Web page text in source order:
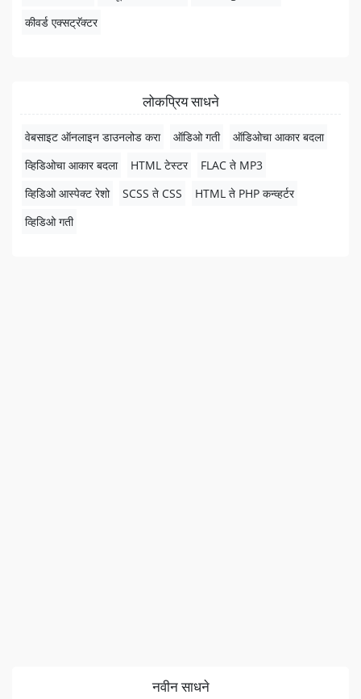
कीवर्ड एक्सट्रॅक्टर
लोकप्रिय साधने
वेबसाइट ऑनलाइन डाउनलोड करा ऑडिओ गती
ऑडिओचा आकार बदला
व्हिडिओचा आकार बदला
HTML टेस्टर
FLAC ते MP3
व्हिडिओ आस्पेक्ट रेशो
SCSS ते CSS
HTML ते PHP कन्व्हर्टर
व्हिडिओ गती
नवीन साधने